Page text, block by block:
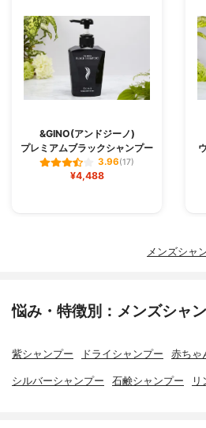
&GINO(アンドジーノ)
プレミアムブラックシャンプー
3.96(17)
¥4,488
メンズシャ
悩み・特徴別：メンズシャ
紫シャンプー ドライシャンプー 赤ちゃ
シルバーシャンプー 石鹸シャンプー リ